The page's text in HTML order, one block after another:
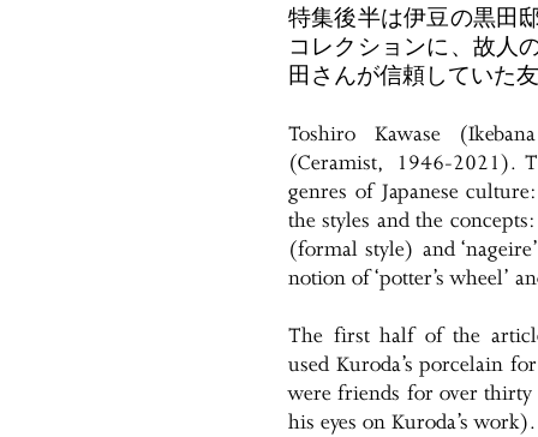
特集後半は伊豆の黒田
コレクションに、故人
田さんが信頼していた
Toshiro Kawase
(Ceramist, 1946-2021).
genres of Japanese
the styles and the concepts:
(formal style) and
notion of ‘potter’s wheel’
The first half of the
used Kuroda’s porcelain
were friends for over thirty
his eyes on Kuroda’s work).